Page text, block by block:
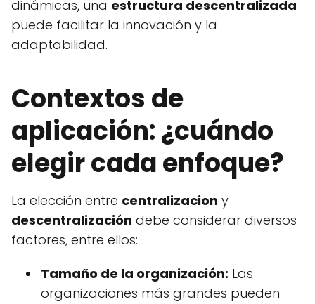
dinámicas, una estructura descentralizada
puede facilitar la innovación y la
adaptabilidad.
Contextos de
aplicación: ¿cuándo
elegir cada enfoque?
La elección entre centralizacion y
descentralización debe considerar diversos
factores, entre ellos:
Tamaño de la organización: Las
organizaciones más grandes pueden